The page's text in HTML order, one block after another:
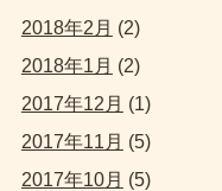
2018年2月 (2)
2018年1月 (2)
2017年12月 (1)
2017年11月 (5)
2017年10月 (5)